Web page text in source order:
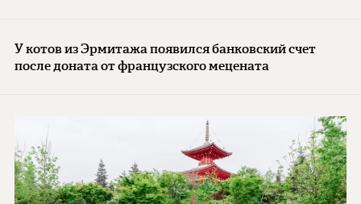
У котов из Эрмитажа появился банковский счет
после доната от французского мецената